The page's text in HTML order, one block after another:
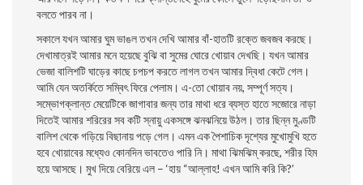
বলতে পারব না।
সকালে যখন আমার ঘুম ভাঙল তখন দেখি আমার বাঁ-হাতটি রক্তে জবজব করছে।
দেখামাত্রই আমার মনে হয়েছে বুঝি বা সুমের ঘােরে খােয়াব দেখছি। যখন আমার
ভেজা বালিশটি ঘাড়ের কাছে চপচপ করতে লাগল তখন আমার দ্বিধা কেটে গেল।
আমি যেন অতর্কিতে সম্বিৎ ফিরে পেলাম। এ-তাে খােয়াব নয়, সম্পূর্ণ সত্য।
সম্ভোগক্লান্ত মেয়েটিকে জাগাবার জন্য তার মাথা ধরে ব্যস্ত হাতে সজোরে নাড়া
দিতেই আমার শরিরের সব কটি স্নায়ু একসঙ্গে ঝনঝনিয়ে উঠল। তার ছিন্ন মুণ্ডটি
বালিশ থেকে গড়িয়ে বিছানায় পড়ে গেল। এমন এক পৈশাচিক দৃশ্যের মুখােমুখি হতে
হবে খােয়াবের মধ্যেও কোনদিন ভাবতেও পারি নি। মাথা ঝিমঝিম্‌ করছে, শরীর হিম
হয়ে আসছে। মুখ দিয়ে বেরিয়ে এল – ‘হায় “আল্লাহ! এখন আমি করি কি?’